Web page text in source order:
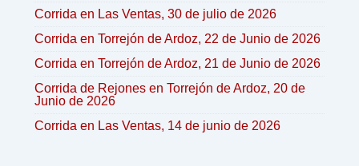
Corrida en Las Ventas, 30 de julio de 2026
Corrida en Torrejón de Ardoz, 22 de Junio de 2026
Corrida en Torrejón de Ardoz, 21 de Junio de 2026
Corrida de Rejones en Torrejón de Ardoz, 20 de
Junio de 2026
Corrida en Las Ventas, 14 de junio de 2026